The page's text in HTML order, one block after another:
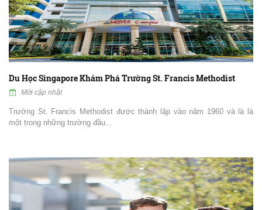
Du Học Singapore Khám Phá Trường St. Francis Methodist
Mới cập nhật
Trường St. Francis Methodist được thành lập vào năm 1960 và là là
một trong những trường đầu...